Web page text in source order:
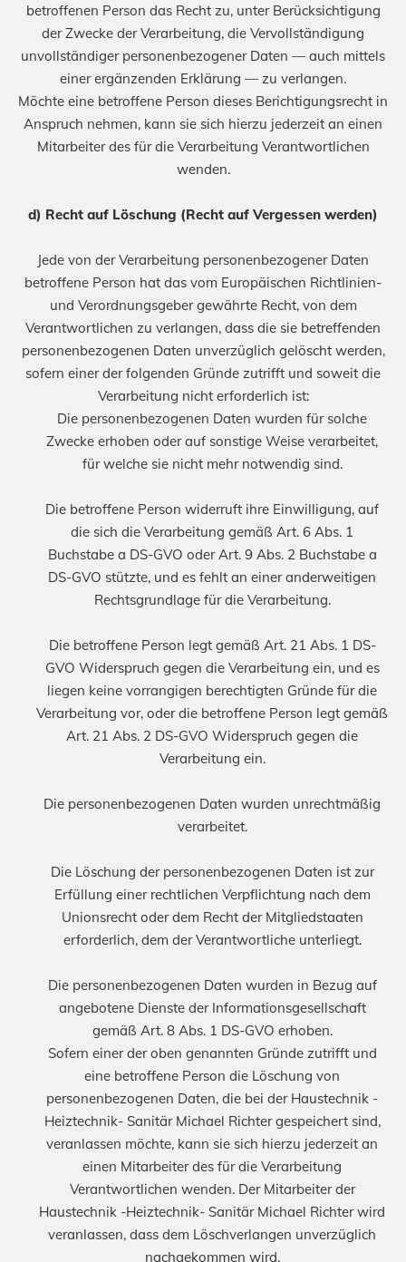
betroffenen Person das Recht zu, unter Berücksichtigung
der Zwecke der Verarbeitung, die Vervollständigung
unvollständiger personenbezogener Daten — auch mittels
einer ergänzenden Erklärung — zu verlangen.
Möchte eine betroffene Person dieses Berichtigungsrecht in
Anspruch nehmen, kann sie sich hierzu jederzeit an einen
Mitarbeiter des für die Verarbeitung Verantwortlichen
wenden.
d) Recht auf Löschung (Recht auf Vergessen werden)
Jede von der Verarbeitung personenbezogener Daten
betroffene Person hat das vom Europäischen Richtlinien-
und Verordnungsgeber gewährte Recht, von dem
Verantwortlichen zu verlangen, dass die sie betreffenden
personenbezogenen Daten unverzüglich gelöscht werden,
sofern einer der folgenden Gründe zutrifft und soweit die
Verarbeitung nicht erforderlich ist:
Die personenbezogenen Daten wurden für solche
Zwecke erhoben oder auf sonstige Weise verarbeitet,
für welche sie nicht mehr notwendig sind.
Die betroffene Person widerruft ihre Einwilligung, auf
die sich die Verarbeitung gemäß Art. 6 Abs. 1
Buchstabe a DS-GVO oder Art. 9 Abs. 2 Buchstabe a
DS-GVO stützte, und es fehlt an einer anderweitigen
Rechtsgrundlage für die Verarbeitung.
Die betroffene Person legt gemäß Art. 21 Abs. 1 DS-
GVO Widerspruch gegen die Verarbeitung ein, und es
liegen keine vorrangigen berechtigten Gründe für die
Verarbeitung vor, oder die betroffene Person legt gemäß
Art. 21 Abs. 2 DS-GVO Widerspruch gegen die
Verarbeitung ein.
Die personenbezogenen Daten wurden unrechtmäßig
verarbeitet.
Die Löschung der personenbezogenen Daten ist zur
Erfüllung einer rechtlichen Verpflichtung nach dem
Unionsrecht oder dem Recht der Mitgliedstaaten
erforderlich, dem der Verantwortliche unterliegt.
Die personenbezogenen Daten wurden in Bezug auf
angebotene Dienste der Informationsgesellschaft
gemäß Art. 8 Abs. 1 DS-GVO erhoben.
Sofern einer der oben genannten Gründe zutrifft und
eine betroffene Person die Löschung von
personenbezogenen Daten, die bei der Haustechnik -
Heiztechnik- Sanitär Michael Richter gespeichert sind,
veranlassen möchte, kann sie sich hierzu jederzeit an
einen Mitarbeiter des für die Verarbeitung
Verantwortlichen wenden. Der Mitarbeiter der
Haustechnik -Heiztechnik- Sanitär Michael Richter wird
veranlassen, dass dem Löschverlangen unverzüglich
nachgekommen wird.